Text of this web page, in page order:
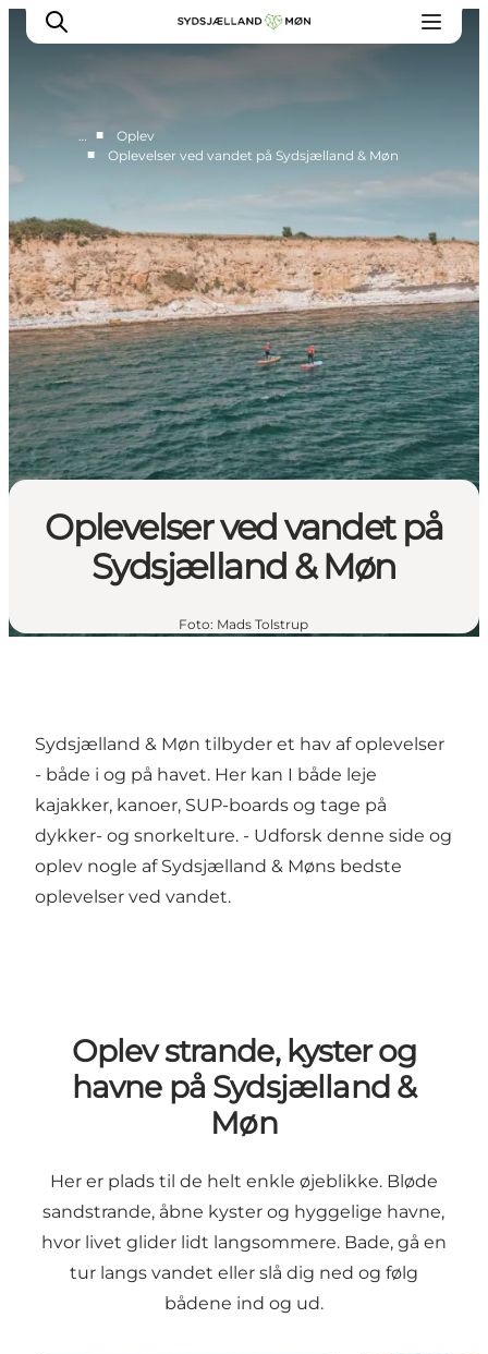
Byer og steder
Events
Spis
Overnat
Planlæg din tur
… ■
Oplev
■
Oplevelser ved vandet på Sydsjælland & Møn
Oplevelser ved vandet på
Sydsjælland & Møn
Foto: Mads Tolstrup
Sydsjælland & Møn tilbyder et hav af oplevelser
- både i og på havet. Her kan I både leje
kajakker, kanoer, SUP-boards og tage på
dykker- og snorkelture. - Udforsk denne side og
oplev nogle af Sydsjælland & Møns bedste
oplevelser ved vandet.
Oplev strande, kyster og
havne på Sydsjælland &
Møn
Her er plads til de helt enkle øjeblikke. Bløde
sandstrande, åbne kyster og hyggelige havne,
hvor livet glider lidt langsommere. Bade, gå en
tur langs vandet eller slå dig ned og følg
bådene ind og ud.